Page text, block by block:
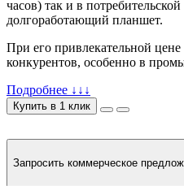
часов) так и в
долгоработающий планшет.
При его привлекательной
конкурентов, особенно в
Подробнее ↓↓↓
Купить в 1 клик
Запросить коммерческое